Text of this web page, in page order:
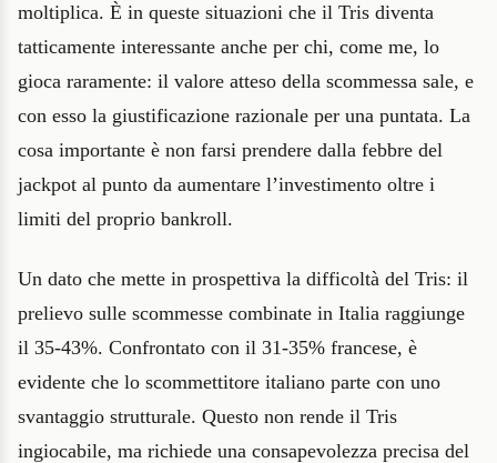
moltiplica. È in queste situazioni che il Tris diventa
tatticamente interessante anche per chi, come me, lo
gioca raramente: il valore atteso della scommessa sale, e
con esso la giustificazione razionale per una puntata. La
cosa importante è non farsi prendere dalla febbre del
jackpot al punto da aumentare l’investimento oltre i
limiti del proprio bankroll.
Un dato che mette in prospettiva la difficoltà del Tris: il
prelievo sulle scommesse combinate in Italia raggiunge
il 35-43%. Confrontato con il 31-35% francese, è
evidente che lo scommettitore italiano parte con uno
svantaggio strutturale. Questo non rende il Tris
ingiocabile, ma richiede una consapevolezza precisa del